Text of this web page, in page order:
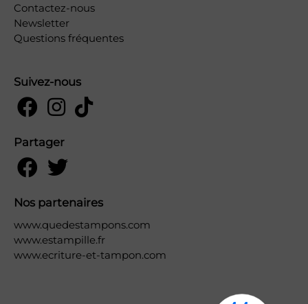
Contactez-nous
Newsletter
Questions fréquentes
Suivez-nous
Partager
Nos partenaires
www.quedestampons.com
www.estampille.fr
www.ecriture-et-tampon.com